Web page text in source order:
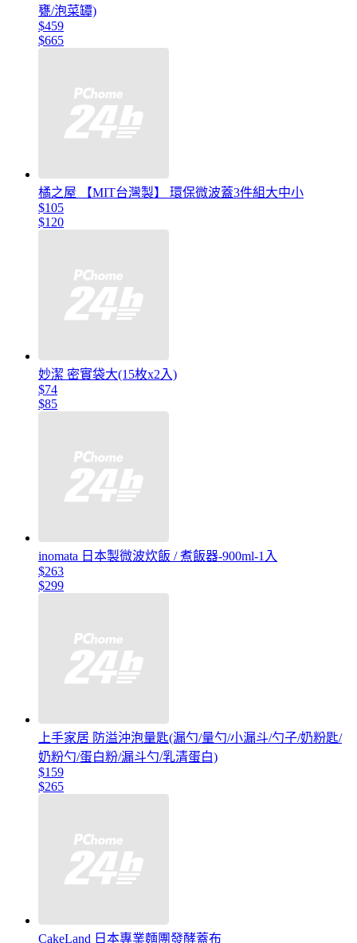
甕/泡菜罈)
$459
$665
橘之屋 【MIT台灣製】 環保微波蓋3件組大中小
$105
$120
妙潔 密實袋大(15枚x2入)
$74
$85
inomata 日本製微波炊飯 / 煮飯器-900ml-1入
$263
$299
上手家居 防溢沖泡量匙(漏勺/量勺/小漏斗/勺子/奶粉匙/
奶粉勺/蛋白粉/漏斗勺/乳清蛋白)
$159
$265
CakeLand 日本專業麵團發酵蓋布